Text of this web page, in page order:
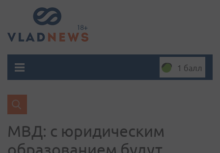
1 балл
МВД: с юридическим